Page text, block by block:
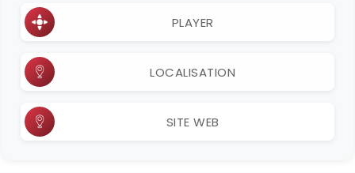
PLAYER
LOCALISATION
SITE WEB